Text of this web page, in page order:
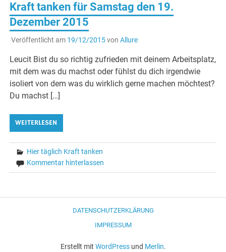
Kraft tanken für Samstag den 19.
Dezember 2015
Veröffentlicht am 19/12/2015von Allure
Leucit Bist du so richtig zufrieden mit deinem Arbeitsplatz,
mit dem was du machst oder fühlst du dich irgendwie
isoliert von dem was du wirklich gerne machen möchtest?
Du machst […]
WEITERLESEN
Hier täglich Kraft tanken
Kommentar hinterlassen
DATENSCHUTZERKLÄRUNG
IMPRESSUM
Erstellt mit WordPressund Merlin.